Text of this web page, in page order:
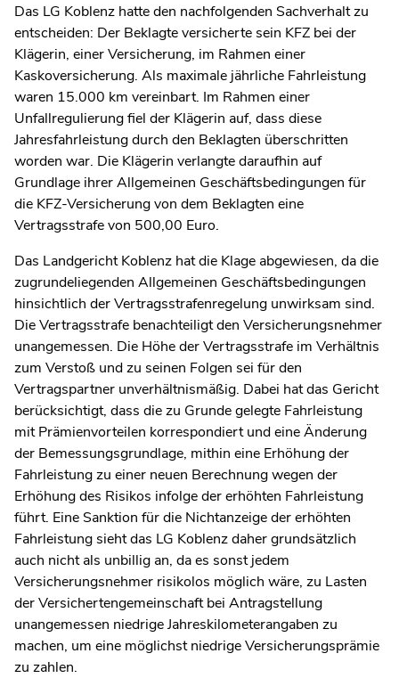
Das LG Koblenz hatte den nachfolgenden Sachverhalt zu
entscheiden: Der Beklagte versicherte sein KFZ bei der
Klägerin, einer Versicherung, im Rahmen einer
Kaskoversicherung. Als maximale jährliche Fahrleistung
waren 15.000 km vereinbart. Im Rahmen einer
Unfallregulierung fiel der Klägerin auf, dass diese
Jahresfahrleistung durch den Beklagten überschritten
worden war. Die Klägerin verlangte daraufhin auf
Grundlage ihrer Allgemeinen Geschäftsbedingungen für
die KFZ-Versicherung von dem Beklagten eine
Vertragsstrafe von 500,00 Euro.
Das Landgericht Koblenz hat die Klage abgewiesen, da die
zugrundeliegenden Allgemeinen Geschäftsbedingungen
hinsichtlich der Vertragsstrafenregelung unwirksam sind.
Die Vertragsstrafe benachteiligt den Versicherungsnehmer
unangemessen. Die Höhe der Vertragsstrafe im Verhältnis
zum Verstoß und zu seinen Folgen sei für den
Vertragspartner unverhältnismäßig. Dabei hat das Gericht
berücksichtigt, dass die zu Grunde gelegte Fahrleistung
mit Prämienvorteilen korrespondiert und eine Änderung
der Bemessungsgrundlage, mithin eine Erhöhung der
Fahrleistung zu einer neuen Berechnung wegen der
Erhöhung des Risikos infolge der erhöhten Fahrleistung
führt. Eine Sanktion für die Nichtanzeige der erhöhten
Fahrleistung sieht das LG Koblenz daher grundsätzlich
auch nicht als unbillig an, da es sonst jedem
Versicherungsnehmer risikolos möglich wäre, zu Lasten
der Versichertengemeinschaft bei Antragstellung
unangemessen niedrige Jahreskilometerangaben zu
machen, um eine möglichst niedrige Versicherungsprämie
zu zahlen.